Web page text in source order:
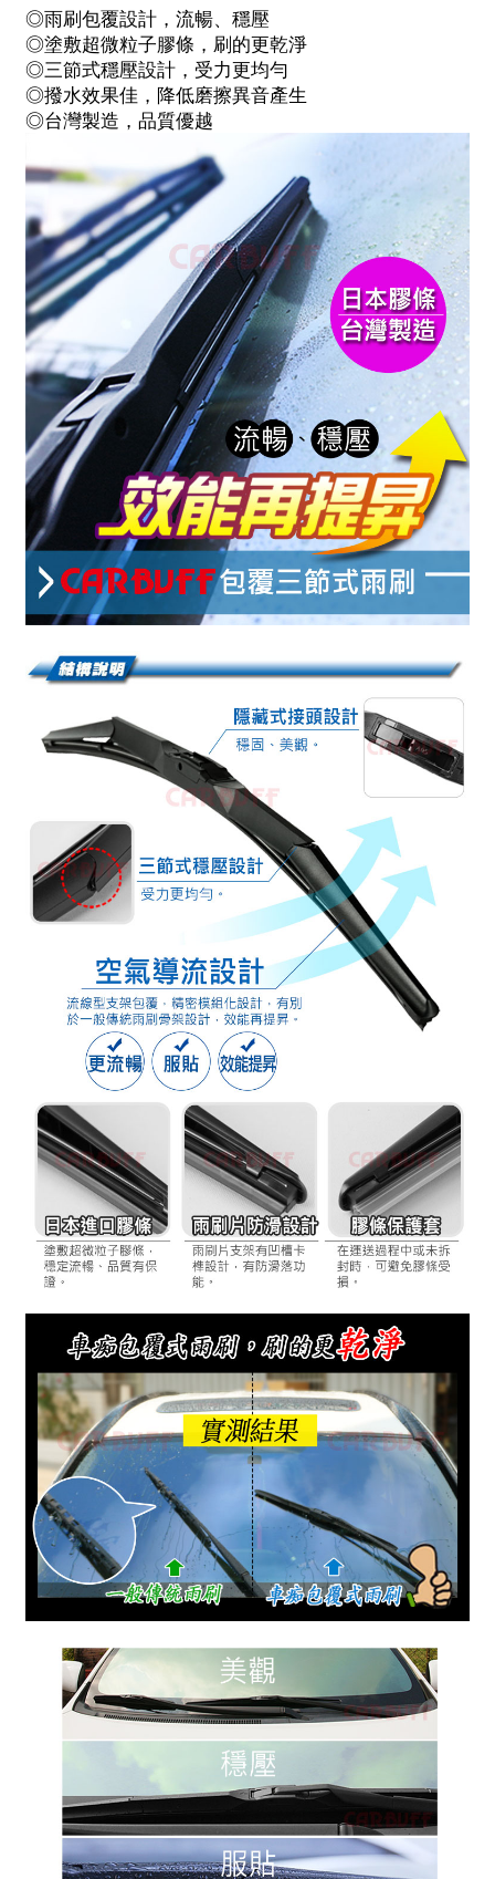
◎雨刷包覆設計，流暢、穩壓
◎塗敷超微粒子膠條，刷的更乾淨
◎三節式穩壓設計，受力更均勻
◎撥水效果佳，降低磨擦異音產生
◎台灣製造，品質優越